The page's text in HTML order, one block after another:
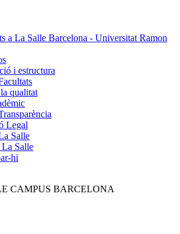
a La Salle Barcelona - Universitat Ramon
i estructura
qualitat
Legal
Salle
La Salle
hi
CAMPUS BARCELONA